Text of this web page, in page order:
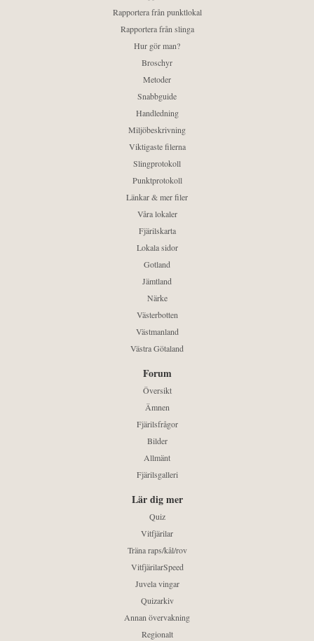
Rapportera från punktlokal
Rapportera från slinga
Hur gör man?
Broschyr
Metoder
Snabbguide
Handledning
Miljöbeskrivning
Viktigaste filerna
Slingprotokoll
Punktprotokoll
Länkar & mer filer
Våra lokaler
Fjärilskarta
Lokala sidor
Gotland
Jämtland
Närke
Västerbotten
Västmanland
Västra Götaland
Forum
Översikt
Ämnen
Fjärilsfrågor
Bilder
Allmänt
Fjärilsgalleri
Lär dig mer
Quiz
Vitfjärilar
Träna raps/kål/rov
VitfjärilarSpeed
Juvela vingar
Quizarkiv
Annan övervakning
Regionalt